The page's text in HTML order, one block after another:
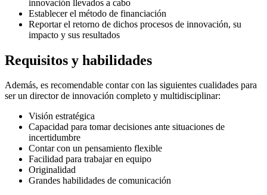
innovación llevados a cabo
Establecer el método de financiación
Reportar el retorno de dichos procesos de innovación, su
impacto y sus resultados
Requisitos y habilidades
Además, es recomendable contar con las siguientes cualidades para
ser un director de innovación completo y multidisciplinar:
Visión estratégica
Capacidad para tomar decisiones ante situaciones de
incertidumbre
Contar con un pensamiento flexible
Facilidad para trabajar en equipo
Originalidad
Grandes habilidades de comunicación